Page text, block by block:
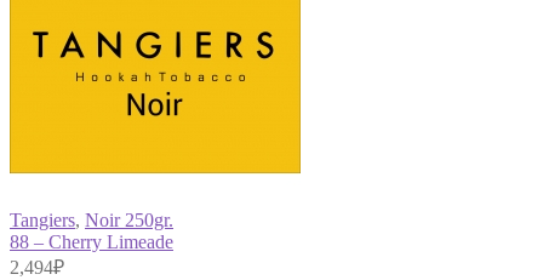
Tangiers, Noir 250gr.
88 – Cherry Limeade
2,494₽